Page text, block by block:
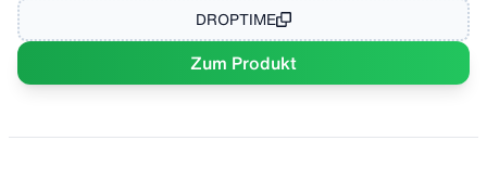
Fett 10 g
- davon gesättigte Fettsäuren
Kohlenhydrate 48 g
Ballaststoffe 3,7 g
DROPTIME
Zum Produkt